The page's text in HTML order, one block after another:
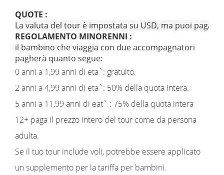
QUOTE :
La valuta del tour è impostata su USD, ma puoi
REGOLAMENTO MINORENNI :
il bambino che viaggia con due accompagnatori
pagherà quanto segue:
0 anni a 1,99 anni di eta`: gratuito.
2 anni a 4,99 anni di eta`: 50% della quota intera.
5 anni a 11,99 anni di eat` : 75% della quota intera
12+ paga il prezzo intero del tour come da persona
adulta.
Se il tuo tour include voli, potrebbe essere applicato
un supplemento per la tariffa per bambini.